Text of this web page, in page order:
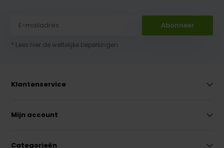
Abonneer
* Lees hier de wettelijke beperkingen
Klantenservice
Mijn account
Categorieën